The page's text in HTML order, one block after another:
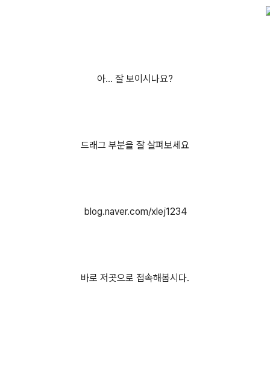
아... 잘 보이시나요?
드래그 부분을 잘 살펴보세요
blog.naver.com/xlej1234
바로 저곳으로 접속해봅시다.